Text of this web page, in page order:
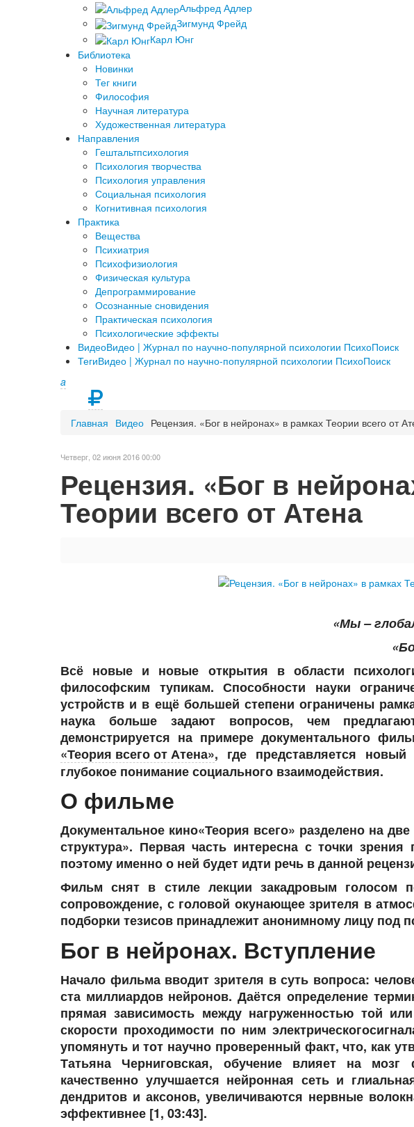
Альфред Адлер
Зигмунд Фрейд
Карл Юнг
Библиотека
Новинки
Тег книги
Философия
Научная литература
Художественная литература
Направления
Гештальтпсихология
Психология творчества
Психология управления
Социальная психология
Когнитивная психология
Практика
Вещества
Психиатрия
Психофизиология
Физическая культура
Депрограммирование
Осознанные сновидения
Практическая психология
Психологические эффекты
ВидеоВидео | Журнал по научно-популярной психологии ПсихоПоиск
ТегиВидео | Журнал по научно-популярной психологии ПсихоПоиск
a
Главная Видео Рецензия. «Бог в нейронах» в рамках Теории всего от
Четверг, 02 июня 2016 00:00
Рецензия. «Бог в
Теории всего от Атена
«Мы –
Всё новые и новые открытия в области
философским тупикам. Способности науки
устройств и в ещё большей степени ограничены
наука больше задают вопросов, чем
демонстрируется на примере документального
«Теория всего от Атена», где представляется
глубокое понимание социального взаимодействия.
О фильме
Документальное кино«Теория всего» разделено на
структура». Первая часть интересна с точки
поэтому именно о ней будет идти речь в данной
Фильм снят в стиле лекции закадровым голосом
сопровождение, с головой окунающее зрителя в
подборки тезисов принадлежит анонимному лицу под
Бог в нейронах. Вступление
Начало фильма вводит зрителя в суть вопроса:
ста миллиардов нейронов. Даётся определение
прямая зависимость между нагруженностью той
скорости проходимости по ним
упомянуть и тот научно проверенный факт, что, как
Татьяна Черниговская, обучение влияет на
качественно улучшается нейронная сеть и
дендритов и аксонов, увеличиваются нервные
эффективнее [1, 03:43].